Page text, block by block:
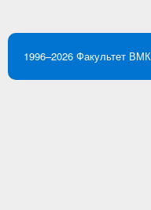
1996–2026 Факультет ВМК